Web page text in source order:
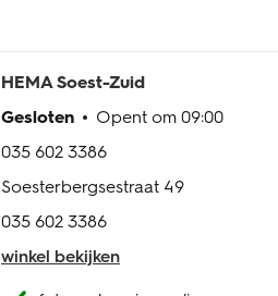
HEMA Soest-Zuid
Gesloten
Opent om 09:00
035 602 3386
Soesterbergsestraat 49
035 602 3386
winkel bekijken